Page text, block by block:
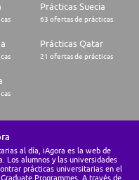
Prácticas Suecia
63 ofertas de prácticas
Prácticas Qatar
21 ofertas de prácticas
al día, iAgora es la web de
Los alumnos y las universidades
prácticas universitarias en el
Programmes. A través de